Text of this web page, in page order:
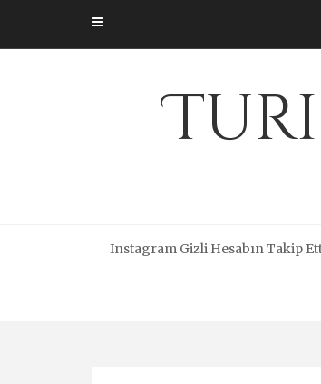
content
Instagram Gizli Hesabın Takip